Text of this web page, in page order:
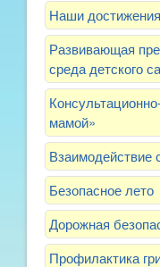
Наши достижения
Развивающая
среда детского
мамой»
Взаимодействие
Безопасное лето
Дорожная
Профилактика